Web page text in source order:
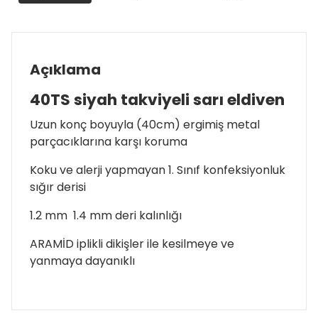
Açıklama
40TS siyah takviyeli sarı eldiven
Uzun konç boyuyla (40cm) ergimiş metal
parçacıklarına karşı koruma
Koku ve alerji yapmayan 1. Sınıf konfeksiyonluk
sığır derisi
1.2 mm  1.4 mm deri kalınlığı
ARAMİD iplikli dikişler ile kesilmeye ve
yanmaya dayanıklı